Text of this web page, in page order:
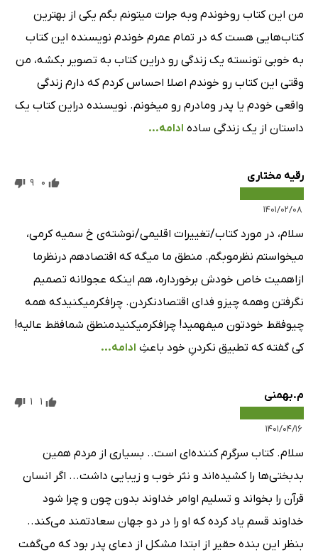
من این کتاب روخوندم وبه جرات میتونم بگم یکی از بهترین
کتاب‌هایی هست که در تمام عمرم خوندم نویسنده این کتاب
به خوبی تونسته یک زندگی رو دراین کتاب به تصویر بکشه، من
وقتی این کتاب رو خوندم اصلا احساس کردم که دارم زندگی
واقعی خودم یا پدر ومادرم رو میخونم. نویسنده دراین کتاب یک
داستان از یک زندگی ساده ادامه...
رقیه مختاری
۱۴۰۱/۰۲/۰۸
0
9
سلام، در مورد کتاب/تغییرات اقلیمی/نوشته‌ی خ سمیه کرمی،
میخواستم نظرموبگم. منطق ما میگه که اقتصادهم درنظرما
ازاهمیت خاص خودش برخورداره، هم اینکه عجولانه تصمیم
نگرفتن وهمه چیزو فدای اقتصادنکردن. چرافکرمیکنیدکه همه
چیوفقط خودتون میفهمید! چرافکرمیکنیدمنطق شمافقط عالیه!
کی گفته که تطبیق نکردنِ خود باعثِ ادامه...
م.بهمنی
۱۴۰۱/۰۴/۱۶
1
1
سلام. کتاب سرگرم کننده‌ای است.. بسیاری از مردم همین
بدبختی‌ها را کشیده‌اند و نثر خوب و زیبایی داشت... اگر انسان
قرآن را بخواند و تسلیم اوامر خداوند بدون چون و چرا شود
خداوند قسم یاد کرده که او را در دو جهان سعادتمند می‌کند..
بنظر این بنده حقیر از ابتدا مشکل از دعای پدر بود که می‌گفت